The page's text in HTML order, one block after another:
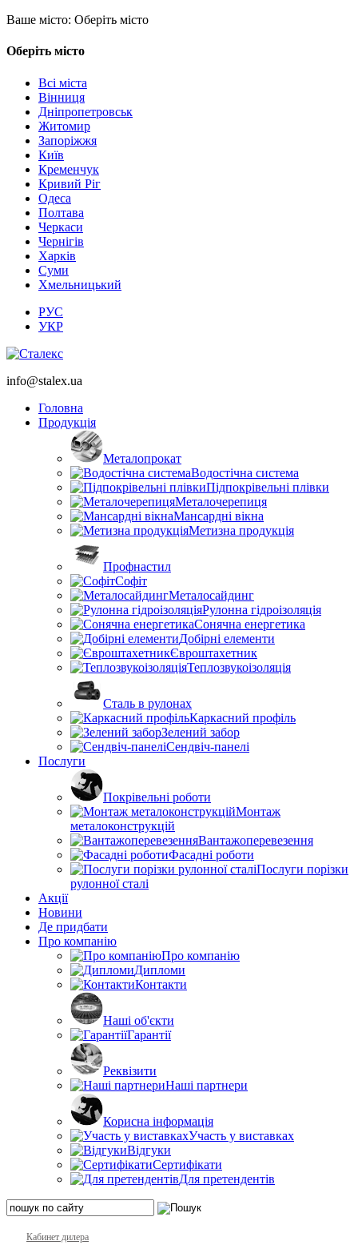
Ваше місто: Оберіть місто
Оберіть місто
Всі міста
Вінниця
Дніпропетровськ
Житомир
Запоріжжя
Київ
Кременчук
Кривий Ріг
Одеса
Полтава
Черкаси
Чернігів
Харків
Суми
Хмельницький
РУС
УКР
info@stalex.ua
Головна
Продукція
Металопрокат
Водостічна система
Підпокрівельні плівки
Металочерепиця
Мансардні вікна
Метизна продукція
Профнастил
Софіт
Металосайдинг
Рулонна гідроізоляція
Сонячна енергетика
Добірні елементи
Євроштахетник
Теплозвукоізоляція
Сталь в рулонах
Каркасний профіль
Зелений забор
Сендвіч-панелі
Послуги
Покрівельні роботи
Монтаж
металоконструкцій
Вантажоперевезення
Фасадні роботи
Послуги порізки
рулонної сталі
Акції
Новини
Де придбати
Про компанію
Про компанію
Дипломи
Контакти
Наші об'єкти
Гарантії
Реквізити
Наші партнери
Корисна інформація
Участь у виставках
Відгуки
Сертифікати
Для претендентів
Кабинет дилера